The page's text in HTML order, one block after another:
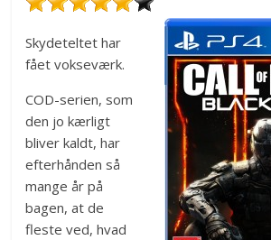
Skydeteltet har
fået vokseværk.
COD-serien, som
den jo kærligt
bliver kaldt, har
efterhånden så
mange år på
bagen, at de
fleste ved, hvad